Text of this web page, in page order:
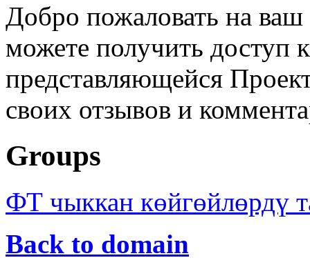
Добро пожаловать на
можете получить доступ
представляющейся
своих отзывов и
Groups
ФТ чыккан көйгөйлөрдү
Back to domain